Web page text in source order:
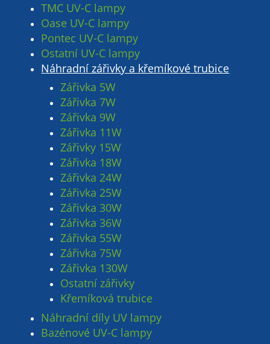
TMC UV-C lampy
Oase UV-C lampy
Pontec UV-C lampy
Ostatní UV-C lampy
Náhradní zářivky a křemíkové trubice
Zářivka 5W
Zářivka 7W
Zářivka 9W
Zářivka 11W
Zářivky 15W
Zářivka 18W
Zářivka 24W
Zářivka 25W
Zářivka 30W
Zářivka 36W
Zářivka 55W
Zářivka 75W
Zářivka 130W
Ostatní zářivky
Křemíková trubice
Náhradní díly UV lampy
Bazénové UV-C lampy